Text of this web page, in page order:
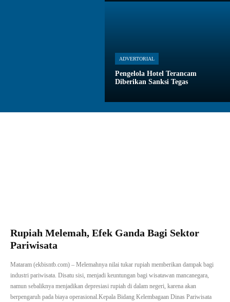
ADVERTORIAL
Pengelola Hotel Terancam
Diberikan Sanksi Tegas
Rupiah Melemah, Efek Ganda Bagi Sektor
Pariwisata
Mataram (ekbisntb.com) – Melemahnya nilai tukar rupiah memberikan dampak bagi
industri pariwisata. Disatu sisi, menjadi keuntungan bagi wisatawan mancanegara,
namun sebaliknya menjadikan depresiasi rupiah di dalam negeri, karena akan
berpengaruh pada biaya operasional.Kepala Bidang Kelembagaan Dinas Pariwisata